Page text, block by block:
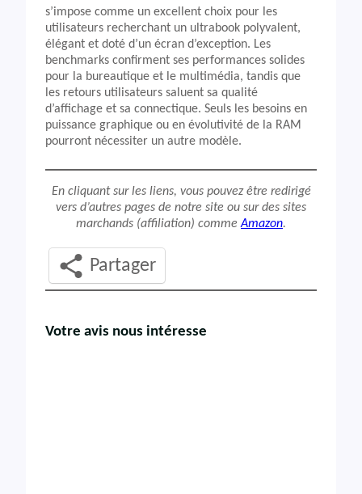
s’impose comme un excellent choix pour les
utilisateurs recherchant un ultrabook polyvalent,
élégant et doté d’un écran d’exception. Les
benchmarks confirment ses performances solides
pour la bureautique et le multimédia, tandis que
les retours utilisateurs saluent sa qualité
d’affichage et sa connectique. Seuls les besoins en
puissance graphique ou en évolutivité de la RAM
pourront nécessiter un autre modèle.
En cliquant sur les liens, vous pouvez être redirigé
vers d’autres pages de notre site ou sur des sites
marchands (affiliation) commeAmazon.
Partager
Votre avis nous intéresse